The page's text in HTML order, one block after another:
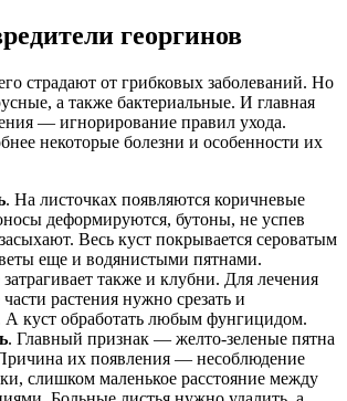
георгинов
страдают от грибковых заболеваний. Но
а также бактериальные. И главная
— игнорирование правил ухода.
некоторые болезни и особенности их
. На листочках появляются коричневые
деформируются, бутоны, не успев
Весь куст покрывается сероватым
еще и водянистыми пятнами.
также и клубни. Для лечения
растения нужно срезать и
А куст обработать любым фунгицидом.
. Главный признак — желто-зеленые пятна
их появления — несоблюдение
слишком маленькое расстояние между